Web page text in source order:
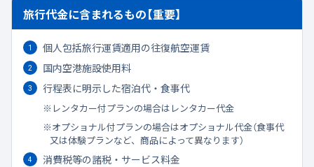
旅行代金に含まれるもの【重要】
個人包括旅行運賃適用の往復航空運賃
国内空港施設使用料
行程表に明示した宿泊代・食事代
レンタカー付プランの場合はレンタカー代金
オプショナル付プランの場合はオプショナル代金（食事代
又は体験プランなど、商品によって異なります）
消費税等の諸税・サービス料金